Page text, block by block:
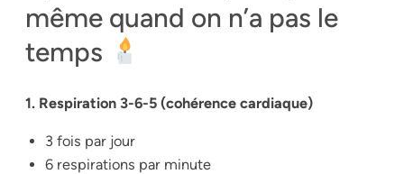
même quand on n’a pas le
temps
1. Respiration 3-6-5 (cohérence cardiaque)
3 fois par jour
6 respirations par minute